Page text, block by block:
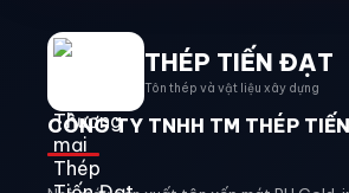
THÉP TIẾN ĐẠT
Tôn thép và vật liệu xây dựng
CÔNG TY TNHH TM THÉP